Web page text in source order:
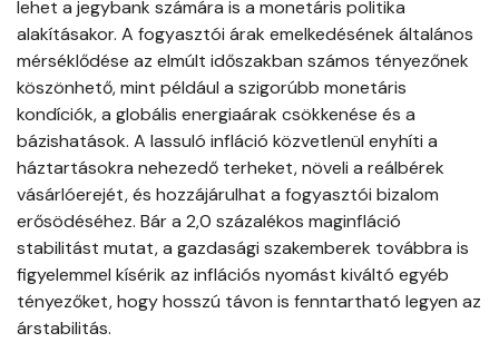
lehet a jegybank számára is a monetáris politika
alakításakor. A fogyasztói árak emelkedésének általános
mérséklődése az elmúlt időszakban számos tényezőnek
köszönhető, mint például a szigorúbb monetáris
kondíciók, a globális energiaárak csökkenése és a
bázishatások. A lassuló infláció közvetlenül enyhíti a
háztartásokra nehezedő terheket, növeli a reálbérek
vásárlóerejét, és hozzájárulhat a fogyasztói bizalom
erősödéséhez. Bár a 2,0 százalékos maginfláció
stabilitást mutat, a gazdasági szakemberek továbbra is
figyelemmel kísérik az inflációs nyomást kiváltó egyéb
tényezőket, hogy hosszú távon is fenntartható legyen az
árstabilitás.